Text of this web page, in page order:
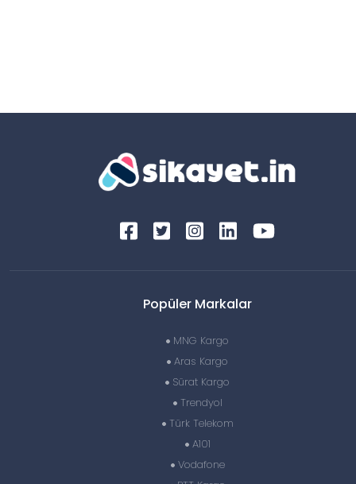
Popüler Markalar
MNG Kargo
Aras Kargo
Sürat Kargo
Trendyol
Türk Telekom
A101
Vodafone